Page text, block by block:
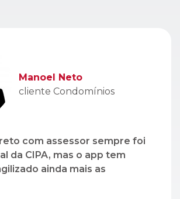
com assessor sempre foi
da CIPA, mas o app tem
ainda mais as